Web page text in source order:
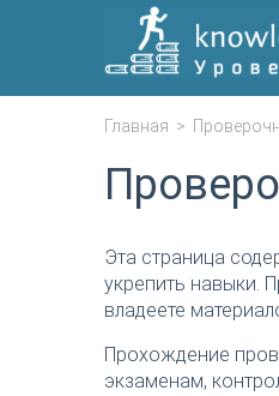
Главная >
Эта страница
укрепить навыки.
владеете
Прохождение
экзаменам,